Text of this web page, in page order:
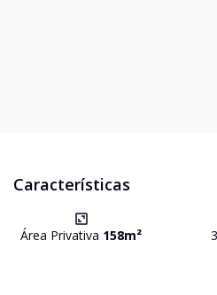
Características
Área Privativa 158m² 3